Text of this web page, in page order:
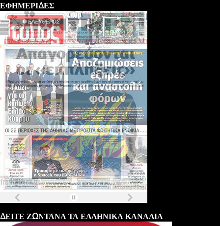
ΕΦΗΜΕΡΙΔΕΣ
ΔΕΙΤΕ ΖΩΝΤΑΝΑ ΤΑ ΕΛΛΗΝΙΚΑ ΚΑΝΑΛΙΑ